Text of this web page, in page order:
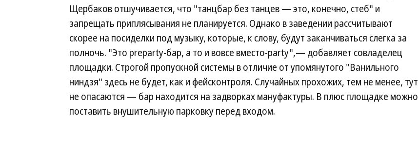
Щербаков отшучивается, что "танцбар без танцев — это, конечно, стеб" и
запрещать приплясывания не планируется. Однако в заведении рассчитывают
скорее на посиделки под музыку, которые, к слову, будут заканчиваться слегка за
полночь. "Это preparty-бар, а то и вовсе вместо-party",— добавляет совладелец
площадки. Строгой пропускной системы в отличие от упомянутого "Ванильного
ниндзя" здесь не будет, как и фейсконтроля. Случайных прохожих, тем не менее, тут
не опасаются — бар находится на задворках мануфактуры. В плюс площадке можно
поставить внушительную парковку перед входом.